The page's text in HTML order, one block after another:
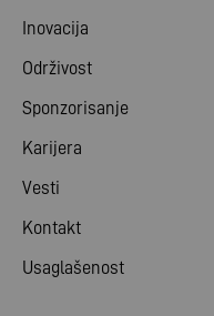
Inovacija
Održivost
Sponzorisanje
Karijera
Vesti
Kontakt
Usaglašenost